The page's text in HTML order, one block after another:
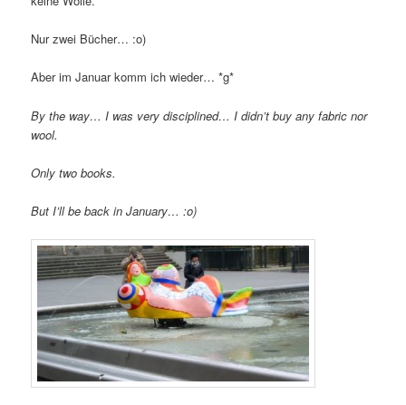
Nur zwei Bücher… :o)
Aber im Januar komm ich wieder… *g*
By the way… I was very disciplined… I didn’t buy any fabric nor
wool.
Only two books.
But I’ll be back in January… :o)